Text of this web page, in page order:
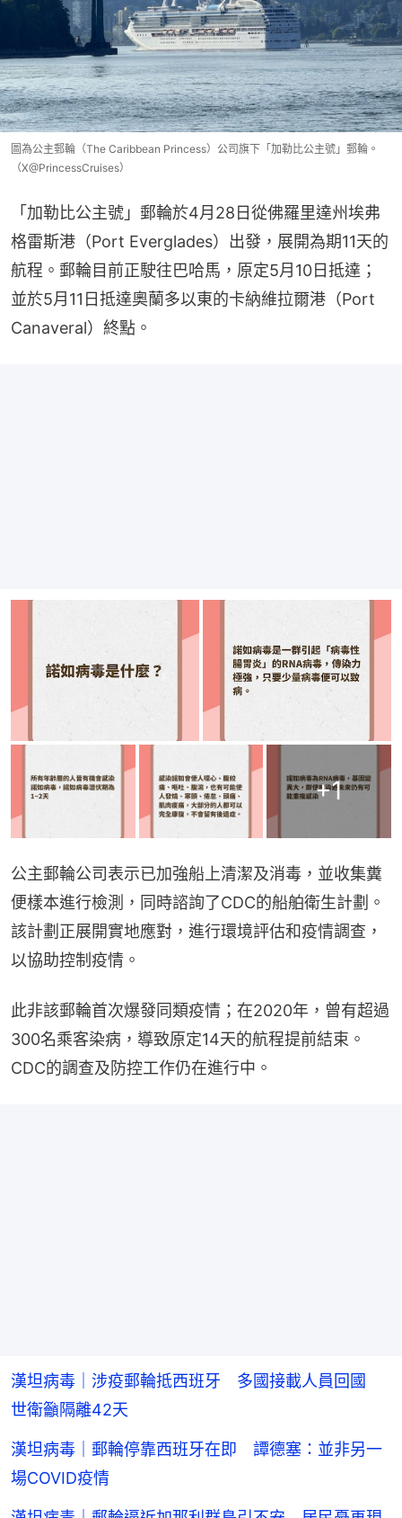
圖為公主郵輪（The Caribbean Princess）公司旗下「加勒比公主號」郵輪。
（X@PrincessCruises）
「加勒比公主號」郵輪於4月28日從佛羅里達州埃弗
格雷斯港（Port Everglades）出發，展開為期11天的
航程。郵輪目前正駛往巴哈馬，原定5月10日抵達；
並於5月11日抵達奧蘭多以東的卡納維拉爾港（Port
Canaveral）終點。
+1
公主郵輪公司表示已加強船上清潔及消毒，並收集糞
便樣本進行檢測，同時諮詢了CDC的船舶衛生計劃。
該計劃正展開實地應對，進行環境評估和疫情調查，
以協助控制疫情。
此非該郵輪首次爆發同類疫情；在2020年，曾有超過
300名乘客染病，導致原定14天的航程提前結束。
CDC的調查及防控工作仍在進行中。
漢坦病毒｜涉疫郵輪抵西班牙 多國接載人員回國
世衛籲隔離42天
漢坦病毒｜郵輪停靠西班牙在即 譚德塞：並非另一
場COVID疫情